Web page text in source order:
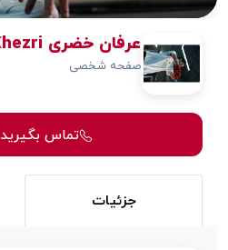
عرفان خضری Erfan Khezri
صفحه شخصی
تماس بگیرید
جزئیات